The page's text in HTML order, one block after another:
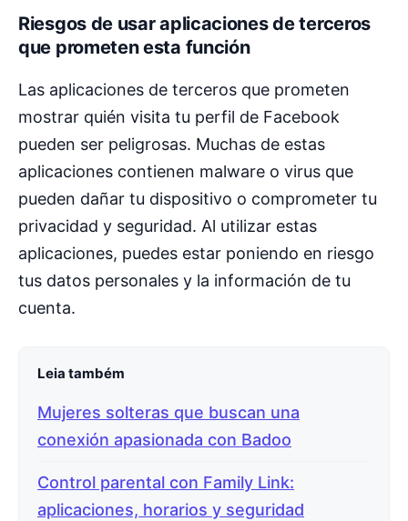
Riesgos de usar aplicaciones de terceros
que prometen esta función
Las aplicaciones de terceros que prometen
mostrar quién visita tu perfil de Facebook
pueden ser peligrosas. Muchas de estas
aplicaciones contienen malware o virus que
pueden dañar tu dispositivo o comprometer tu
privacidad y seguridad. Al utilizar estas
aplicaciones, puedes estar poniendo en riesgo
tus datos personales y la información de tu
cuenta.
Leia também
Mujeres solteras que buscan una
conexión apasionada con Badoo
Control parental con Family Link:
aplicaciones, horarios y seguridad